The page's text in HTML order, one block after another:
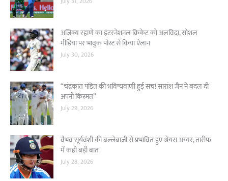
अजिंक्य रहाणे का इंटरनेशनल क्रिकेट को अलविदा, सोशल
मीडिया पर भावुक पोस्ट से किया ऐलान
July 30, 2026
“चंद्रकांत पंडित की भविष्यवाणी हुई सच! सारांश जैन ने बदल दी
अपनी किस्मत”
July 29, 2026
वैभव सूर्यवंशी की बल्लेबाजी से प्रभावित हुए श्रेयस अय्यर, तारीफ
में कही बड़ी बात
July 28, 2026